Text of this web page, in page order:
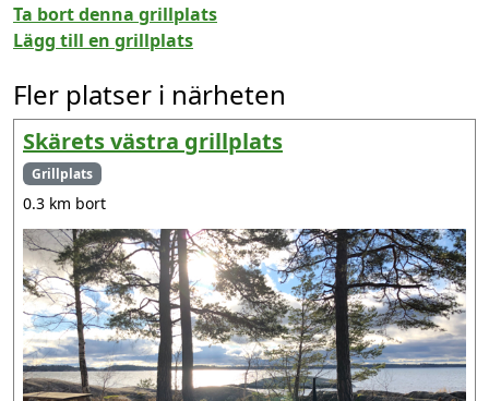
Ta bort denna grillplats
Lägg till en grillplats
Fler platser i närheten
Skärets västra grillplats
Grillplats
0.3 km bort